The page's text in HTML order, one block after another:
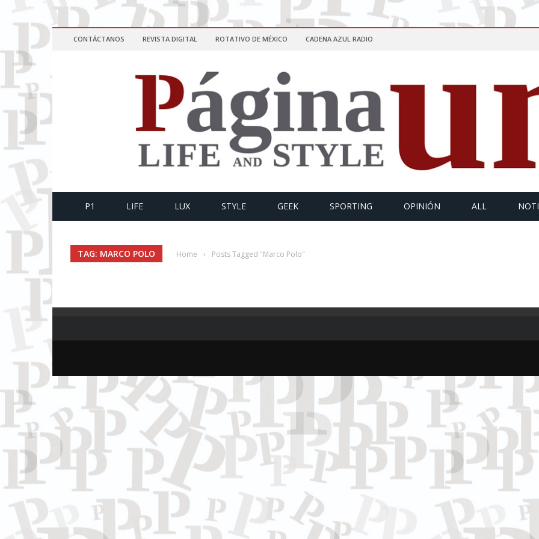
CONTÁCTANOS REVISTA DIGITAL ROTATIVO DE MÉXICO CADENA AZUL RADIO
P1 LIFE LUX STYLE GEEK SPORTING OPINIÓN ALL
TAG: MARCO POLO Home › Posts Tagged "Marco Polo"